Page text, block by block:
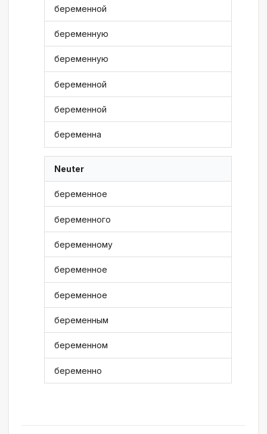
беременной
беременную
беременную
беременной
беременной
беременна
Neuter
беременное
беременного
беременному
беременное
беременное
беременным
беременном
беременно